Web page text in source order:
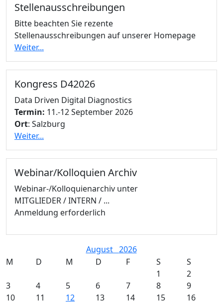
Stellenausschreibungen
Bitte beachten Sie rezente
Stellenausschreibungen auf unserer Homepage
Weiter...
Kongress D42026
Data Driven Digital Diagnostics
Termin: 11.-12 September 2026
Ort: Salzburg
Weiter...
Webinar/Kolloquien Archiv
Webinar-/Kolloquienarchiv unter
MITGLIEDER / INTERN / ...
Anmeldung erforderlich
August 2026
M
D M D F S
S
1
2
3
4 5 6 7 8
9
10
11 12 13 14 15
16